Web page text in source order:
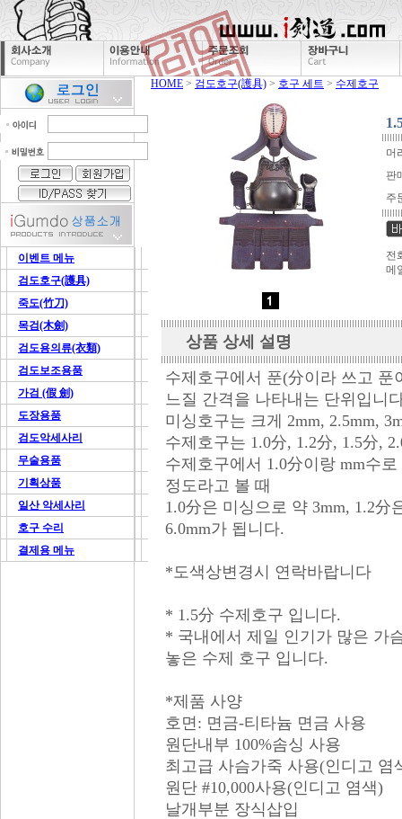
이벤트 메뉴
검도호구(護具)
죽도(竹刀)
목검(木劍)
검도용의류(衣類)
검도보조용품
가검 (假 劍)
도장용품
검도악세사리
무술용품
기획상품
일산 악세사리
호구 수리
결제용 메뉴
HOME > 검도호구(護具) > 호구 세트 > 수제호구
머
판
주
전
메
상품 상세 설명
수제호구에서 푼(分이라 쓰고
느질 간격을 나타내는 단위입니
미싱호구는 크게 2mm, 2.5mm,
수제호구는 1.0分, 1.2分, 1.5分,
수제호구에서 1.0分이랑 mm수
정도라고 볼 때
1.0分은 미싱으로 약 3mm, 1.2分
6.0mm가 됩니다.
*도색상변경시 연락바랍니다
* 1.5分 수제호구 입니다.
* 국내에서 제일 인기가 많은 가
놓은 수제 호구 입니다.
*제품 사양
호면: 면금-티타늄 면금 사용
원단내부 100%솜싱 사용
최고급 사슴가죽 사용(인디고 염
원단 #10,000사용(인디고 염색)
날개부분 장식삽입